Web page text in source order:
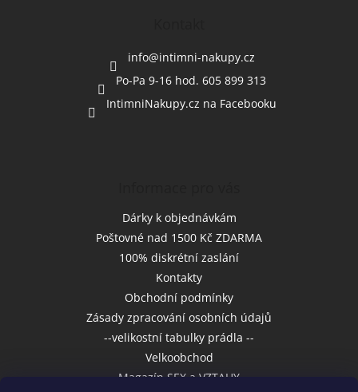
info@intimni-nakupy.cz
Po-Pa 9-16 hod. 605 899 313
IntimniNakupy.cz na Facebooku
Dárky k objednávkám
Poštovné nad 1500 Kč ZDARMA
100% diskrétní zaslání
Kontakty
Obchodní podmínky
Zásady zpracování osobních údajů
--velikostní tabulky prádla --
Velkoobchod
Magazín SEX a VZTAHY